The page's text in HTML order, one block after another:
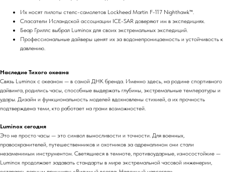
Их носят пилоты стелс-самолетов Lockheed Martin F-117 Nighthawk™.
Спасатели Исландской ассоциации ICE-SAR доверяют им в экспедициях.
Беар Гриллс выбрал Luminox для своих экстремальных экспедиций.
Профессиональные дайверы ценят их за водонепроницаемость и устойчивость к
давлению.
Наследие Тихого океана
Связь Luminox с океаном — в самой ДНК бренда. Именно здесь, на родине спортивного
дайвинга, родились часы, способные выдержать глубины, экстремальные температуры и
удары. Дизайн и функциональность моделей вдохновлены стихией, а их прочность
подтверждена теми, кто работает на грани возможностей.
Luminox сегодня
Это не просто часы — это символ выносливости и точности. Для военных,
правоохранителей, путешественников и охотников за адреналином они стали
незаменимым инструментом. Светящиеся в темноте, противоударные, износостойкие —
Luminox продолжает задавать стандарты в мире экстремальной часовой инженерии,